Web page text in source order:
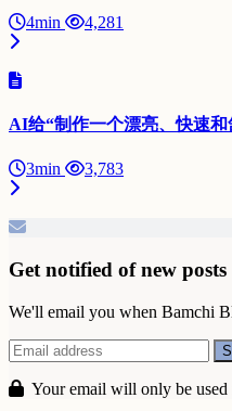
4min 4,281
AI给“制作一个漂亮、快速
3min 3,783
Get notified of new posts
We'll email you when Bamchi
Your email will only be